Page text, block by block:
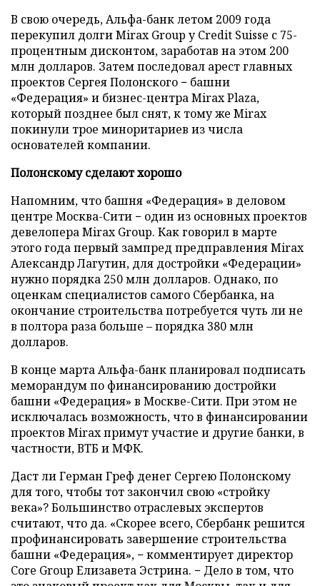
В свою очередь, Альфа-банк летом 2009 года
перекупил долги Mirax Group у Credit Suisse с 75-
процентным дисконтом, заработав на этом 200
млн долларов. Затем последовал арест главных
проектов Сергея Полонского − башни
«Федерация» и бизнес-центра Mirax Plaza,
который позднее был снят, к тому же Mirax
покинули трое миноритариев из числа
основателей компании.
Полонскому сделают хорошо
Напомним, что башня «Федерация» в деловом
центре Москва-Сити − один из основных проектов
девелопера Mirax Group. Как говорил в марте
этого года первый зампред предправления Mirax
Александр Лагутин, для достройки «Федерации»
нужно порядка 250 млн долларов. Однако, по
оценкам специалистов самого Сбербанка, на
окончание строительства потребуется чуть ли не
в полтора раза больше – порядка 380 млн
долларов.
В конце марта Альфа-банк планировал подписать
меморандум по финансированию достройки
башни «Федерация» в Москве-Сити. При этом не
исключалась возможность, что в финансировании
проектов Mirax примут участие и другие банки, в
частности, ВТБ и МФК.
Даст ли Герман Греф денег Сергею Полонскому
для того, чтобы тот закончил свою «стройку
века»? Большинство отраслевых экспертов
считают, что да. «Скорее всего, Сбербанк решится
профинансировать завершение строительства
башни «Федерация», − комментирует директор
Core Group Елизавета Эстрина. − Дело в том, что